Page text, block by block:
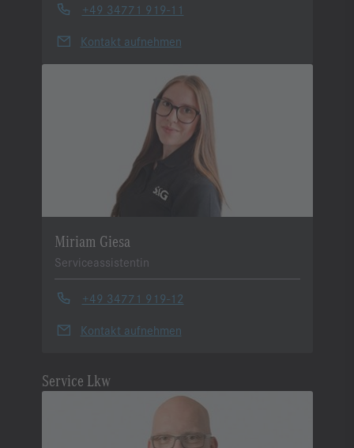
+49 34771 919-11
Kontakt aufnehmen
Miriam Giesa
Serviceassistentin
+49 34771 919-12
Kontakt aufnehmen
Service Lkw